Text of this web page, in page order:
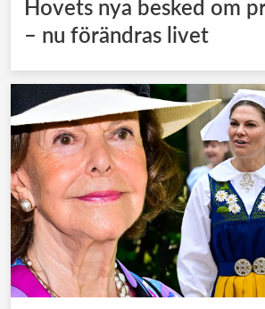
Hovets nya besked om
– nu förändras livet